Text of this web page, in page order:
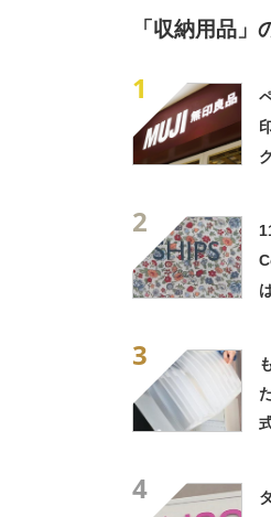
「収納用品
1
2
3
4